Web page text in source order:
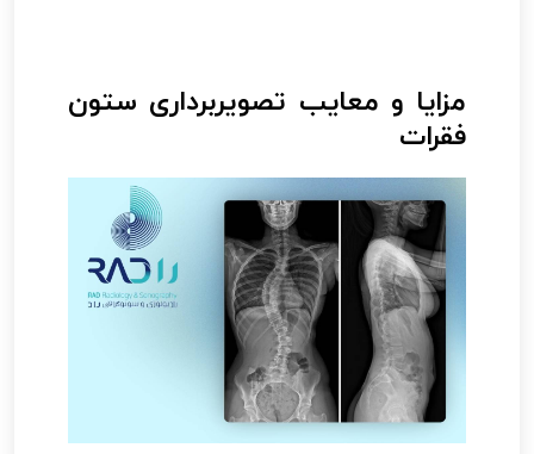
مزایا و معایب تصویربرداری ستون
فقرات